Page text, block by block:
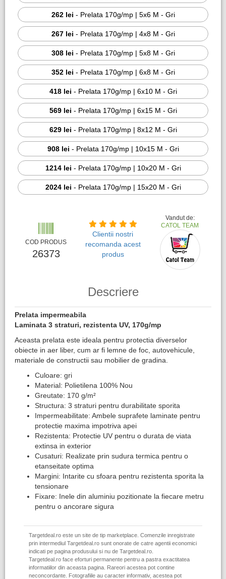
262 lei - Prelata 170g/mp | 5x6 M - Gri
267 lei - Prelata 170g/mp | 4x8 M - Gri
308 lei - Prelata 170g/mp | 5x8 M - Gri
352 lei - Prelata 170g/mp | 6x8 M - Gri
418 lei - Prelata 170g/mp | 6x10 M - Gri
569 lei - Prelata 170g/mp | 6x15 M - Gri
629 lei - Prelata 170g/mp | 8x12 M - Gri
908 lei - Prelata 170g/mp | 10x15 M - Gri
1214 lei - Prelata 170g/mp | 10x20 M - Gri
2024 lei - Prelata 170g/mp | 15x20 M - Gri
COD PRODUS
26373
Clientii nostri
recomanda acest
produs
Vandut de:
CATOL TEAM
Descriere
Prelata impermeabila
Laminata 3 straturi, rezistenta UV, 170g/mp
Aceasta prelata este ideala pentru protectia diverselor
obiecte in aer liber, cum ar fi lemne de foc, autovehicule,
materiale de constructii sau mobilier de gradina.
Culoare: gri
Material: Polietilena 100% Nou
Greutate: 170 g/m²
Structura: 3 straturi pentru durabilitate sporita
Impermeabilitate: Ambele suprafete laminate pentru
protectie maxima impotriva apei
Rezistenta: Protectie UV pentru o durata de viata
extinsa in exterior
Cusaturi: Realizate prin sudura termica pentru o
etanseitate optima
Margini: Intarite cu sfoara pentru rezistenta sporita la
tensionare
Fixare: Inele din aluminiu pozitionate la fiecare metru
pentru o ancorare sigura
Targetdeal.ro este un site de tip marketplace. Comenzile inregistrate
prin intermediul Targetdeal.ro sunt onorate de catre agentii economici
indicati pe pagina produsului si nu de Targetdeal.ro.
Targetdeal.ro face eforturi permanente pentru a pastra exactitatea
informatiilor din aceasta pagina. Rareori acestea pot contine
neconcordante. Fotografiile au caracter informativ, acestea pot